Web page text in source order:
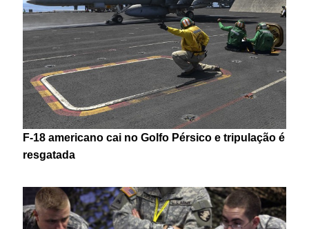
F-18 americano cai no Golfo Pérsico e tripulação é
resgatada